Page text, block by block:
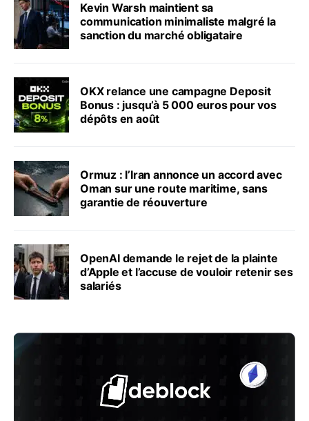
Kevin Warsh maintient sa
communication minimaliste malgré la
sanction du marché obligataire
OKX relance une campagne Deposit
Bonus : jusqu’à 5 000 euros pour vos
dépôts en août
Ormuz : l’Iran annonce un accord avec
Oman sur une route maritime, sans
garantie de réouverture
OpenAI demande le rejet de la plainte
d’Apple et l’accuse de vouloir retenir ses
salariés